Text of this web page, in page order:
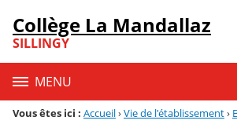
Menu de la rubrique
Contenu
Collège La Mandallaz
SILLINGY
MENU
Vous êtes ici : Accueil›Vie de l'établissement›